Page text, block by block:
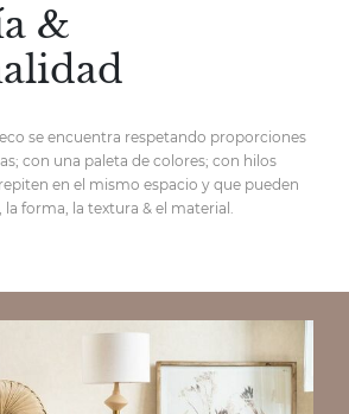
&
se encuentra respetando proporciones
con una paleta de colores; con hilos
en el mismo espacio y que pueden
la forma, la textura & el material.